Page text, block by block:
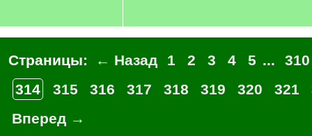
Страницы: ← Назад 1 2 3 4 5 ...
310
314
315 316 317 318 319 320 321
Вперед →